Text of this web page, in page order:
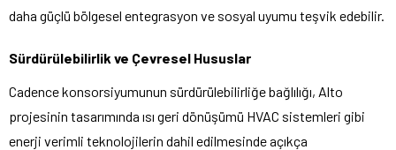
daha güçlü bölgesel entegrasyon ve sosyal uyumu teşvik edebilir.
Sürdürülebilirlik ve Çevresel Hususlar
Cadence konsorsiyumunun sürdürülebilirliğe bağlılığı, Alto
projesinin tasarımında ısı geri dönüşümü HVAC sistemleri gibi
enerji verimli teknolojilerin dahil edilmesinde açıkça